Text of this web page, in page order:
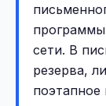
сети. В
резерва,
поэтапное